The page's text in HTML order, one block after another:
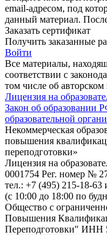
email-адресом, под
данный материал.
Заказать сертификат
Получить заказанные
Войти
Все материалы,
соответствии с
том числе об
Лицензия на
Закон об образовании
образовательной
Некоммерческая
повышения
переподготовки»
Лицензия на
0001754 Рег. номер №
тел.: +7 (495) 215-18-63
(с 10:00 до 18:00 по
Общество с
Повышения
Переподготовки" ИНН